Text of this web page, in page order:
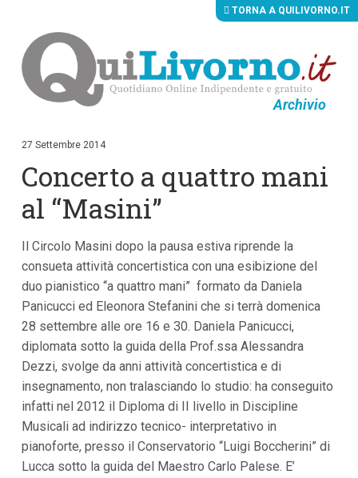
Archivio
i
c
n
t
n
u
i
p
i
n
i
p
a
l
a
TORNA A QUILIVORNO.IT
27 Settembre 2014
Concerto a quattro mani
al “Masini”
Il Circolo Masini dopo la pausa estiva riprende la
consueta attività concertistica con una esibizione del
duo pianistico “a quattro mani” formato da Daniela
Panicucci ed Eleonora Stefanini che si terrà domenica
28 settembre alle ore 16 e 30. Daniela Panicucci,
diplomata sotto la guida della Prof.ssa Alessandra
Dezzi, svolge da anni attività concertistica e di
insegnamento, non tralasciando lo studio: ha conseguito
infatti nel 2012 il Diploma di II livello in Discipline
Musicali ad indirizzo tecnico- interpretativo in
pianoforte, presso il Conservatorio “Luigi Boccherini” di
Lucca sotto la guida del Maestro Carlo Palese. E’